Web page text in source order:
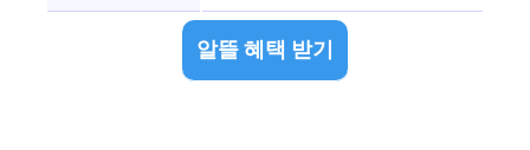
알뜰 혜택 받기